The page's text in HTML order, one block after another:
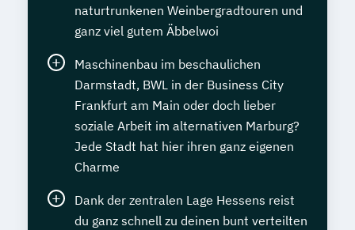
naturtrunkenen Weinbergradtouren und
ganz viel gutem Äbbelwoi
Maschinenbau im beschaulichen
Darmstadt, BWL in der Business City
Frankfurt am Main oder doch lieber
soziale Arbeit im alternativen Marburg?
Jede Stadt hat hier ihren ganz eigenen
Charme
Dank der zentralen Lage Hessens reist
du ganz schnell zu deinen bunt verteilten